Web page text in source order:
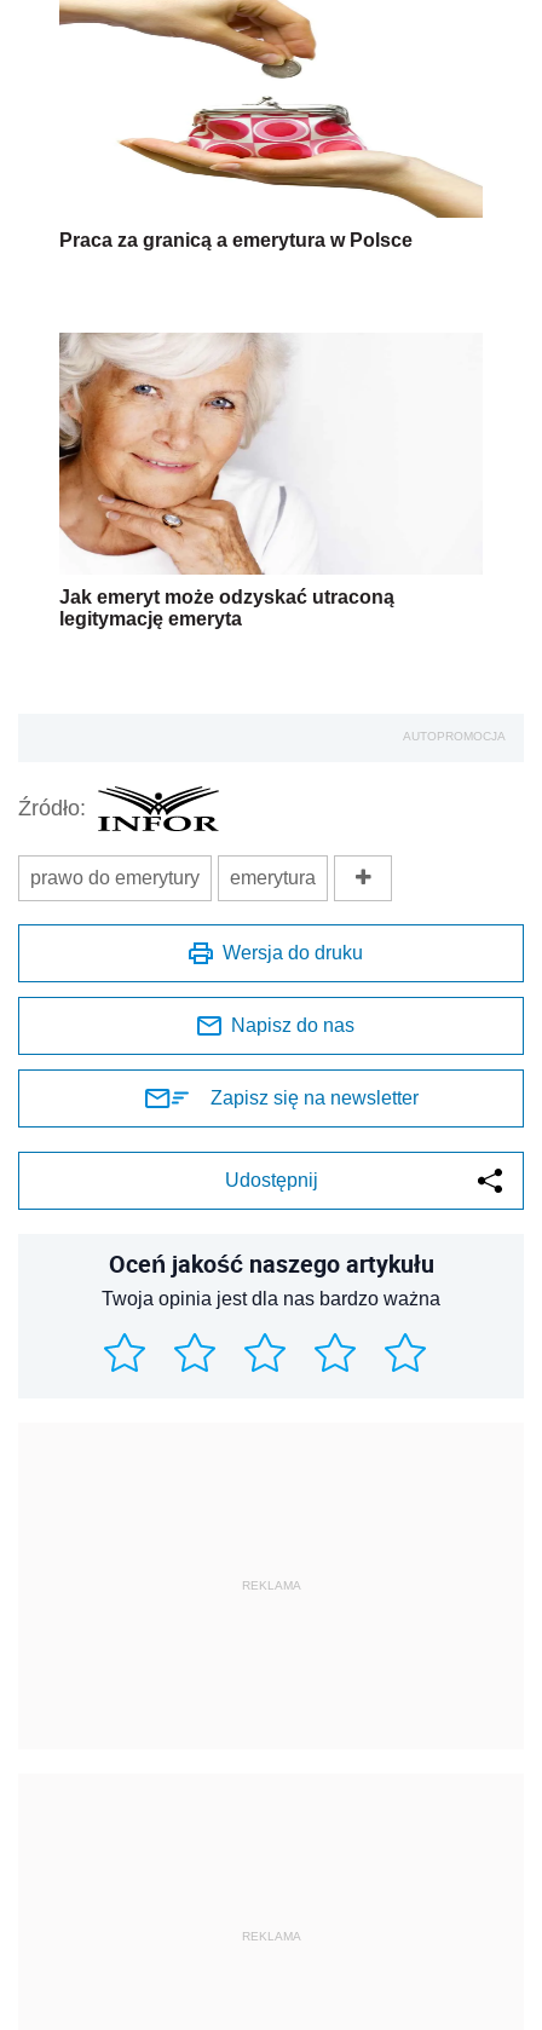
Praca za granicą a emerytura w Polsce
Jak emeryt może odzyskać utraconą
legitymację emeryta
AUTOPROMOCJA
Źródło:
prawo do emerytury emerytura
Wersja do druku
Napisz do nas
Zapisz się na newsletter
Udostępnij
Oceń jakość naszego artykułu
Twoja opinia jest dla nas bardzo ważna
REKLAMA
REKLAMA